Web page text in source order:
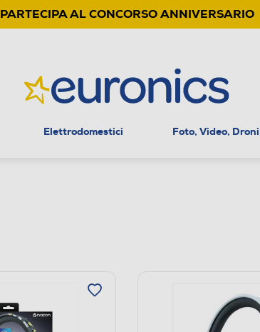
PARTECIPA AL CONCORSO ANNIVERSARIO
Elettrodomestici Foto, Video, Droni